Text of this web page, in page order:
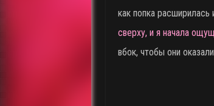
как попка расширилась
сверху, и я начала
вбок, чтобы они